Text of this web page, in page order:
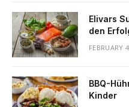
Elivars
den
FEBRUARY
BBQ-
Kinder